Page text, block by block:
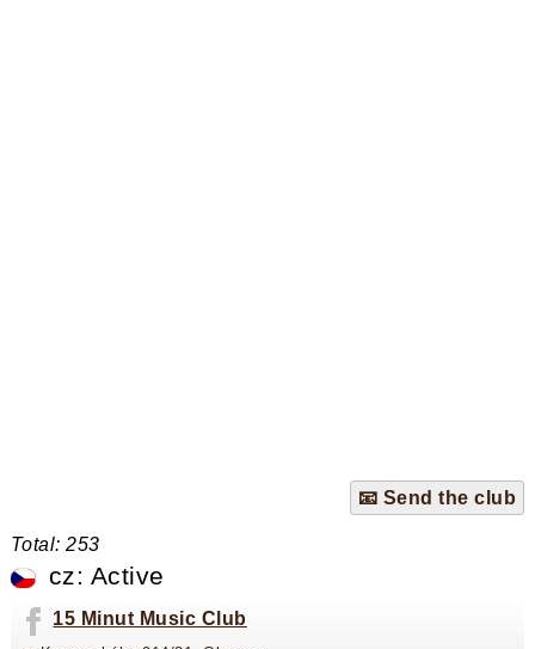
📧 Send the club
Total: 253
cz: Active
15 Minut Music Club